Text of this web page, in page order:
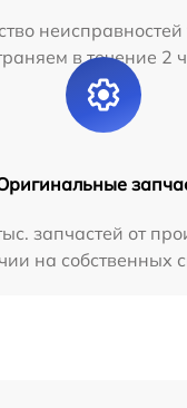
в течение 2
запчастей от
на собственных